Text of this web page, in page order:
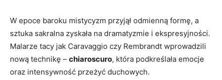
W epoce baroku mistycyzm przyjął odmienną formę, a
sztuka sakralna zyskała na dramatyzmie i ekspresyjności.
Malarze tacy jak Caravaggio czy Rembrandt wprowadzili
nową technikę – chiaroscuro, która podkreślała emocje
oraz intensywność przeżyć duchowych.